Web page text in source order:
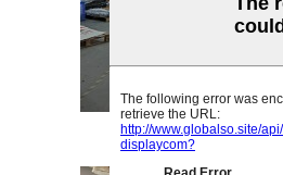
Akrýl